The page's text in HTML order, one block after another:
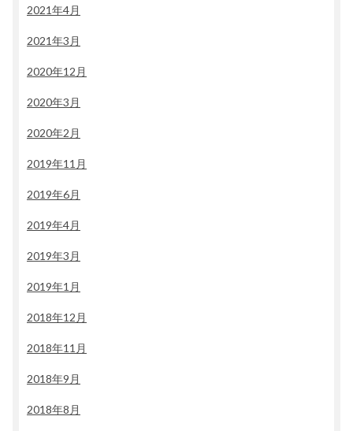
2021年4月
2021年3月
2020年12月
2020年3月
2020年2月
2019年11月
2019年6月
2019年4月
2019年3月
2019年1月
2018年12月
2018年11月
2018年9月
2018年8月